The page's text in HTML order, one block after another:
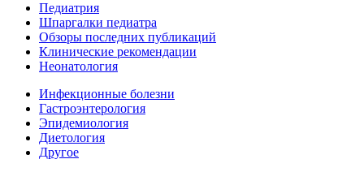
Педиатрия
Шпаргалки педиатра
Обзоры последних публикаций
Клинические рекомендации
Неонатология
Инфекционные болезни
Гастроэнтерология
Эпидемиология
Диетология
Другое